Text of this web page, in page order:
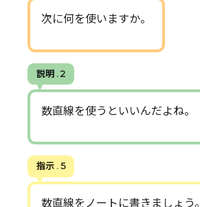
次に何を使いますか。
説明 . 2
数直線を使うといいんだよね。
指示 . 5
数直線をノートに書きましょう。